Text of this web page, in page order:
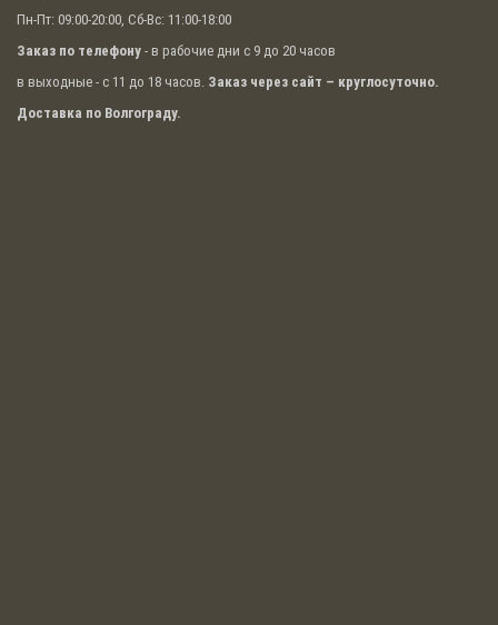
Пн-Пт: 09:00-20:00, Сб-Вс: 11:00-18:00
Заказ по телефону - в рабочие дни с 9 до 20 часов
в выходные - с 11 до 18 часов. Заказ через сайт – круглосуточно.
Доставка по Волгограду.